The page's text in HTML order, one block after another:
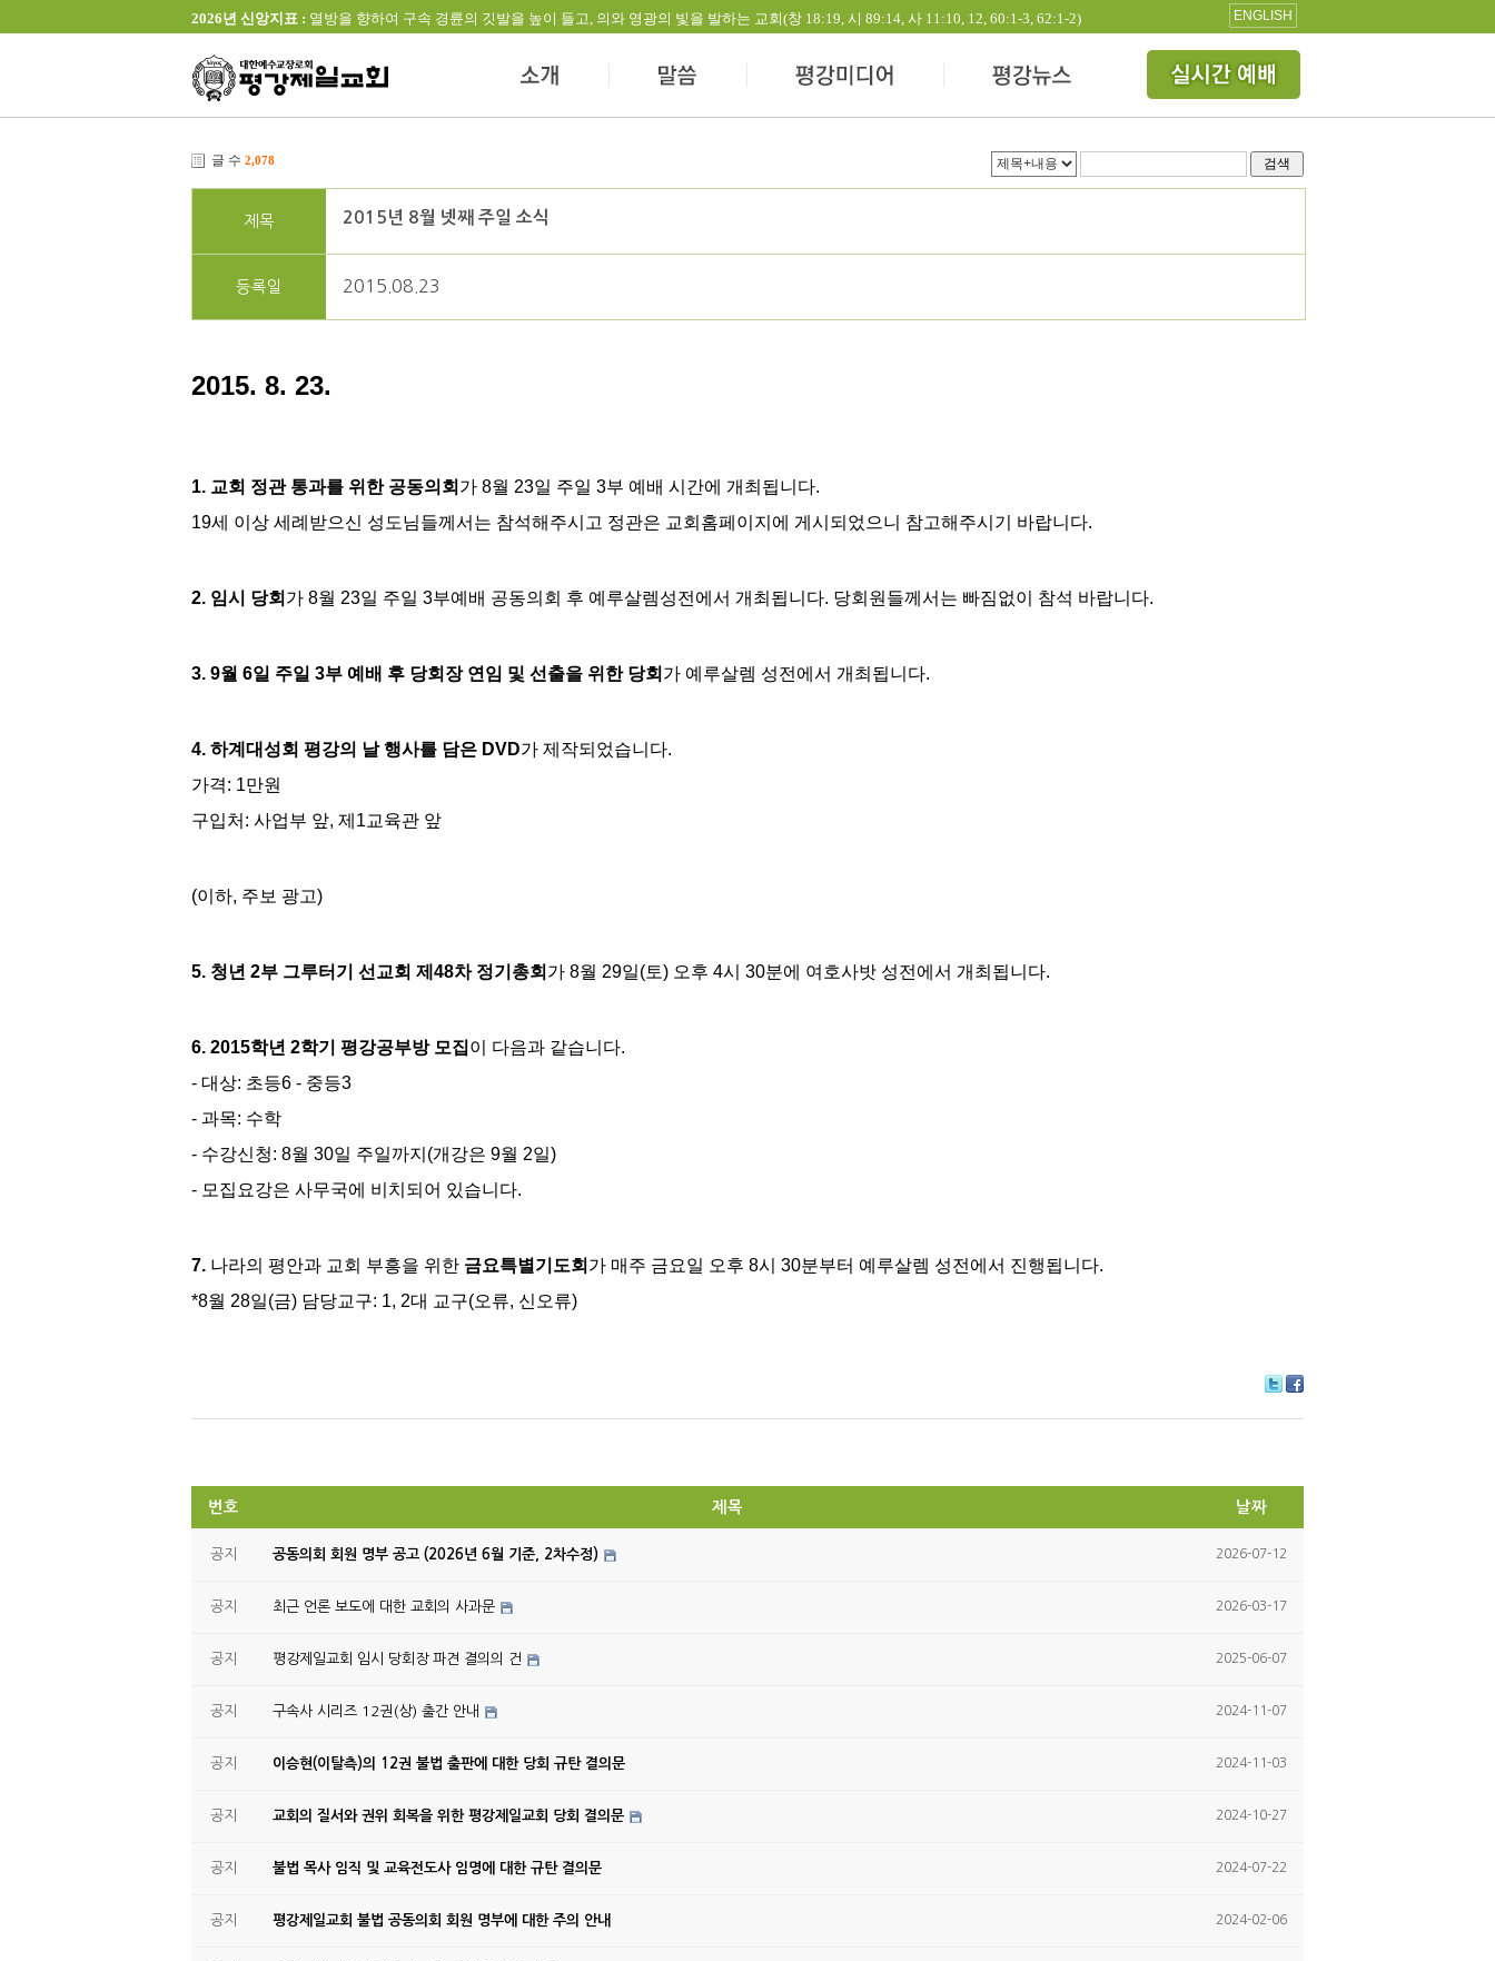
2026년 신앙지표 : 열방을 향하여 구속 경륜의 깃발을 높이 들고, 의와 영광의 빛을 발하는 교회(창 18:19, 시 89:14, 사 11:10, 12, 60:1-3, 62:1-2) ENGLISH
글 수 2,078 검색
제목 2015년 8월 넷째 주일 소식
등록일 2015.08.23
2015. 8. 23.
1. 교회 정관 통과를 위한 공동의회 가 8월 23일 주일 3부 예배 시간에 개최됩니다.
19세 이상 세례받으신 성도님들께서는 참석해주시고 정관은 교회홈페이지에 게시되었으니 참고해주시기 바랍니다.
2. 임시 당회 가 8월 23일 주일 3부예배 공동의회 후 예루살렘성전에서 개최됩니다. 당회원들께서는 빠짐없이 참석 바랍니다.
3. 9월 6일 주일 3부 예배 후 당회장 연임 및 선출을 위한 당회 가 예루살렘 성전에서 개최됩니다.
4. 하계대성회 평강의 날 행사를 담은 DVD가 제작되었습니다.
가격: 1만원
구입처: 사업부 앞, 제1교육관 앞
(이하, 주보 광고)
5. 청년 2부 그루터기 선교회 제48차 정기총회 가 8월 29일(토) 오후 4시 30분에 여호사밧 성전에서 개최됩니다.
6. 2015학년 2학기 평강공부방 모집이 다음과 같습니다.
- 대상: 초등6 - 중등3
- 과목: 수학
- 수강신청: 8월 30일 주일까지(개강은 9월 2일)
- 모집요강은 사무국에 비치되어 있습니다.
7. 나라의 평안과 교회 부흥을 위한 금요특별기도회 가 매주 금요일 오후 8시 30분부터 예루살렘 성전에서 진행됩니다.
*8월 28일(금) 담당교구: 1, 2대 교구(오류, 신오류)
itte ce
번호 제목 날짜
공지 공동의회 회원 명부 공고 (2026년 6월 기준, 2차수정) 2026-07-12
공지 최근 언론 보도에 대한 교회의 사과문 2026-03-17
공지 평강제일교회 임시 당회장 파견 결의의 건 2025-06-07
공지 구속사 시리즈 12권(상) 출간 안내 2024-11-07
공지 이승현(이탈측)의 12권 불법 출판에 대한 당회 규탄 결의문 2024-11-03
공지 교회의 질서와 권위 회복을 위한 평강제일교회 당회 결의문 2024-10-27
공지 불법 목사 임직 및 교육전도사 임명에 대한 규탄 결의문 2024-07-22
공지 평강제일교회 불법 공동의회 회원 명부에 대한 주의 안내 2024-02-06